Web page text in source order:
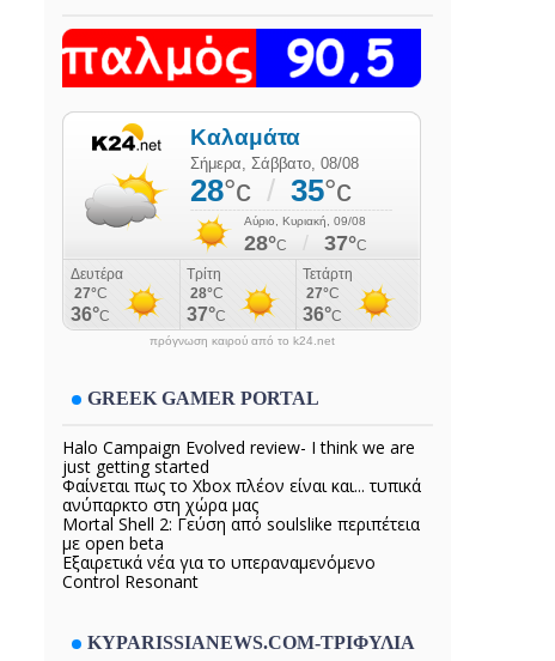
πρόγνωση καιρού από το k24.net
GREEK GAMER PORTAL
Halo Campaign Evolved review- I think we are
just getting started
Φαίνεται πως το Xbox πλέον είναι και... τυπικά
ανύπαρκτο στη χώρα μας
Mortal Shell 2: Γεύση από soulslike περιπέτεια
με open beta
Εξαιρετικά νέα για το υπεραναμενόμενο
Control Resonant
KYPARISSIANEWS.COM-ΤΡΙΦΥΛΙΑ